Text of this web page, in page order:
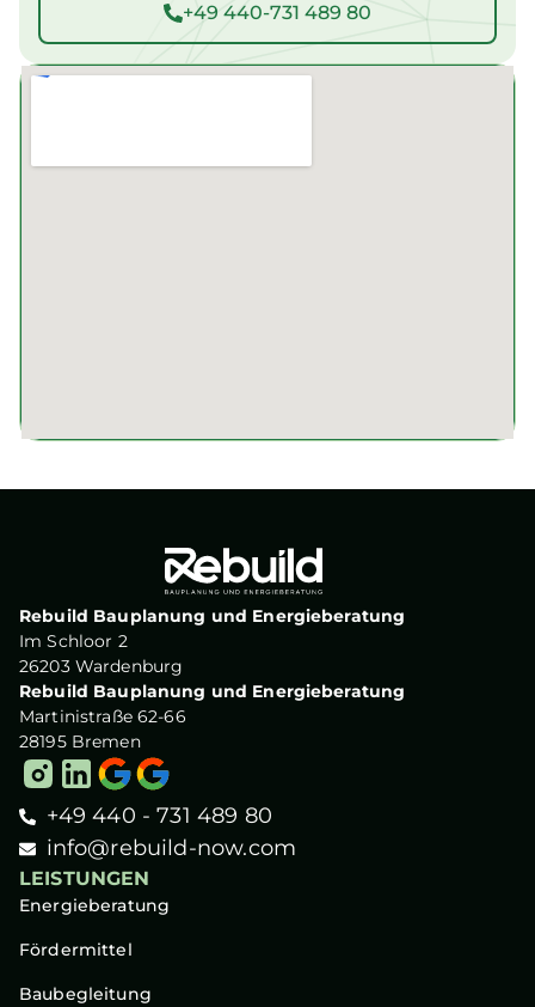
+49 440-731 489 80
Rebuild Bauplanung und Energieberatung
Im Schloor 2
26203 Wardenburg
Rebuild Bauplanung und Energieberatung
Martinistraße 62-66
28195 Bremen
+49 440 - 731 489 80
info@rebuild-now.com
LEISTUNGEN
Energieberatung
Fördermittel
Baubegleitung